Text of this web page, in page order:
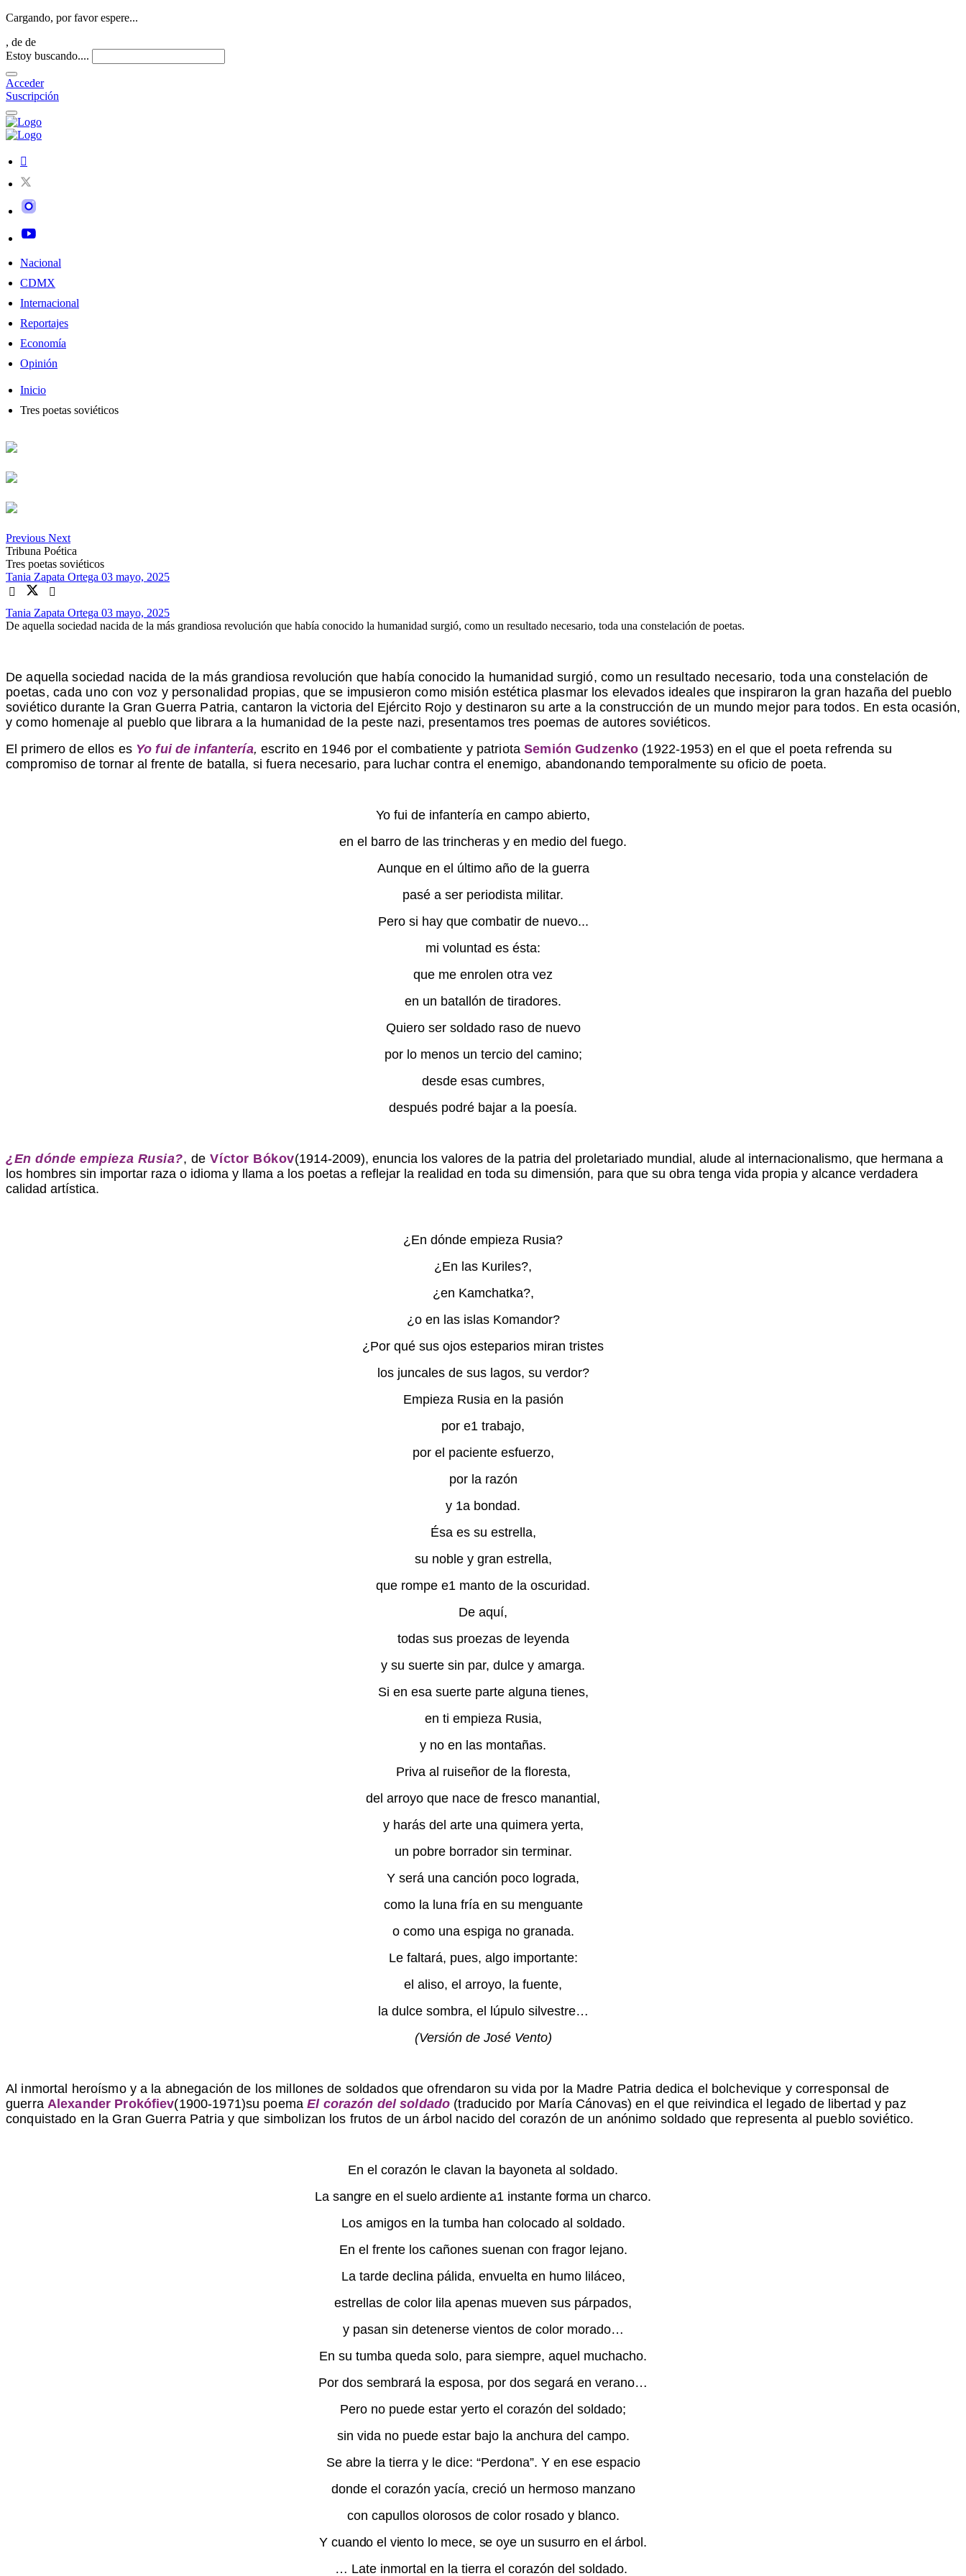
Cargando, por favor espere...
, de de
Estoy buscando....
Acceder
Suscripción
Nacional
CDMX
Internacional
Reportajes
Economía
Opinión
Inicio
Tres poetas soviéticos
Previous Next
Tribuna Poética
Tres poetas soviéticos
Tania Zapata Ortega 03 mayo, 2025
Tania Zapata Ortega 03 mayo, 2025
De aquella sociedad nacida de la más grandiosa revolución que había conocido la humanidad surgió, como un resultado necesario, toda una constelación de poetas.
De aquella sociedad nacida de la más grandiosa revolución que había conocido la humanidad surgió, como un resultado necesario, toda una constelación de
poetas, cada uno con voz y personalidad propias, que se impusieron como misión estética plasmar los elevados ideales que inspiraron la gran hazaña del pueblo
soviético durante la Gran Guerra Patria, cantaron la victoria del Ejército Rojo y destinaron su arte a la construcción de un mundo mejor para todos. En esta ocasión,
y como homenaje al pueblo que librara a la humanidad de la peste nazi, presentamos tres poemas de autores soviéticos.
El primero de ellos es Yo fui de infantería,escrito en 1946 por el combatiente y patriota Semión Gudzenko (1922-1953) en el que el poeta refrenda su
compromiso de tornar al frente de batalla, si fuera necesario, para luchar contra el enemigo, abandonando temporalmente su oficio de poeta.
Yo fui de infantería en campo abierto,
en el barro de las trincheras y en medio del fuego.
Aunque en el último año de la guerra
pasé a ser periodista militar.
Pero si hay que combatir de nuevo...
mi voluntad es ésta:
que me enrolen otra vez
en un batallón de tiradores.
Quiero ser soldado raso de nuevo
por lo menos un tercio del camino;
desde esas cumbres,
después podré bajar a la poesía.
¿En dónde empieza Rusia?, deVíctor Bókov(1914-2009), enuncia los valores de la patria del proletariado mundial, alude al internacionalismo, que hermana a
los hombres sin importar raza o idioma y llama a los poetas a reflejar la realidad en toda su dimensión, para que su obra tenga vida propia y alcance verdadera
calidad artística.
¿En dónde empieza Rusia?
¿En las Kuriles?,
¿en Kamchatka?,
¿o en las islas Komandor?
¿Por qué sus ojos esteparios miran tristes
los juncales de sus lagos, su verdor?
Empieza Rusia en la pasión
por e1 trabajo,
por el paciente esfuerzo,
por la razón
y 1a bondad.
Ésa es su estrella,
su noble y gran estrella,
que rompe e1 manto de la oscuridad.
De aquí,
todas sus proezas de leyenda
y su suerte sin par, dulce y amarga.
Si en esa suerte parte alguna tienes,
en ti empieza Rusia,
y no en las montañas.
Priva al ruiseñor de la floresta,
del arroyo que nace de fresco manantial,
y harás del arte una quimera yerta,
un pobre borrador sin terminar.
Y será una canción poco lograda,
como la luna fría en su menguante
o como una espiga no granada.
Le faltará, pues, algo importante:
el aliso, el arroyo, la fuente,
la dulce sombra, el lúpulo silvestre…
(Versión de José Vento)
Al inmortal heroísmo y a la abnegación de los millones de soldados que ofrendaron su vida por la Madre Patria dedica el bolchevique y corresponsal de
guerra Alexander Prokófiev(1900-1971)su poemaEl corazón del soldado (traducido por María Cánovas) en el que reivindica el legado de libertad y paz
conquistado en la Gran Guerra Patria y que simbolizan los frutos de un árbol nacido del corazón de un anónimo soldado que representa al pueblo soviético.
En el corazón le clavan la bayoneta al soldado.
La sangre en el suelo ardiente a1 instante forma un charco.
Los amigos en la tumba han colocado al soldado.
En el frente los cañones suenan con fragor lejano.
La tarde declina pálida, envuelta en humo liláceo,
estrellas de color lila apenas mueven sus párpados,
y pasan sin detenerse vientos de color morado…
En su tumba queda solo, para siempre, aquel muchacho.
Por dos sembrará la esposa, por dos segará en verano…
Pero no puede estar yerto el corazón del soldado;
sin vida no puede estar bajo la anchura del campo.
Se abre la tierra y le dice: “Perdona”. Y en ese espacio
donde el corazón yacía, creció un hermoso manzano
con capullos olorosos de color rosado y blanco.
Y cuando el viento lo mece, se oye un susurro en el árbol.
… Late inmortal en la tierra el corazón del soldado.